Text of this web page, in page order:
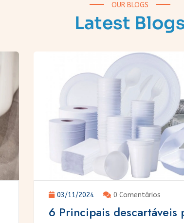
OUR BLOGS
Latest
03/11/2024 0 Comentários
6 Principais descartáveis